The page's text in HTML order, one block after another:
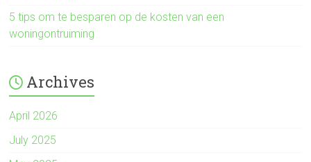
5 tips om te besparen op de kosten van een
woningontruiming
Archives
April 2026
July 2025